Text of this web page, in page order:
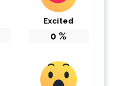
Excited
0 %